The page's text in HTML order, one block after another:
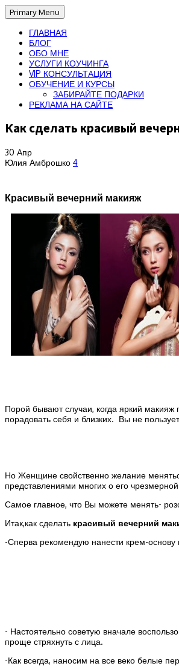
Primary Menu
ГЛАВНАЯ
БЛОГ
ОБО МНЕ
УСЛУГИ КОУЧИНГА
VIP КОНСУЛЬТАЦИЯ
ОБУЧЕНИЕ И КУРСЫ
ЗАБИРАЙТЕ ПОДАРКИ
РЕКЛАМА НА САЙТЕ
Как сделать красивый
30 Апр
Юлия Амброшко 4
Красивый вечерний макияж
Порой бывают случаи, когда яркий макияж
порадовать себя и близких. Вы не
Но Женщине свойственно желание
представлениями многих о его чрезмерной
Самое главное, что Вы можете менять-
Итак,как сделать красивый вечерний
-Сперва рекомендую нанести крем-основу
- Настоятельно советую вначале
проще стряхнуть с лица.
-Как всегда, наносим на все веко белые